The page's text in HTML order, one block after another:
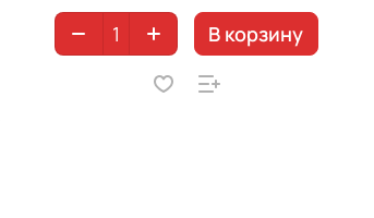
В корзину